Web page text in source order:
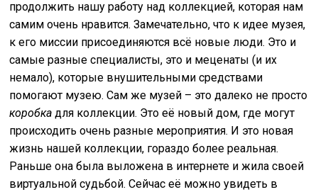
продолжить нашу работу над коллекцией, которая нам
самим очень нравится. Замечательно, что к идее музея,
к его миссии присоединяются всё новые люди. Это и
самые разные специалисты, это и меценаты (и их
немало), которые внушительными средствами
помогают музею. Сам же музей – это далеко не просто
коробка для коллекции. Это её новый дом, где могут
происходить очень разные мероприятия. И это новая
жизнь нашей коллекции, гораздо более реальная.
Раньше она была выложена в интернете и жила своей
виртуальной судьбой. Сейчас её можно увидеть в